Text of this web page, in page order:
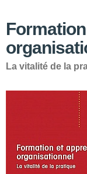
La vitalité de la